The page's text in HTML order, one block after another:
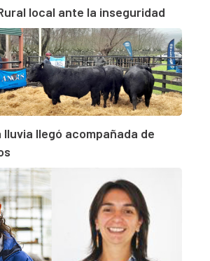
local ante la inseguridad
lluvia llegó acompañada de